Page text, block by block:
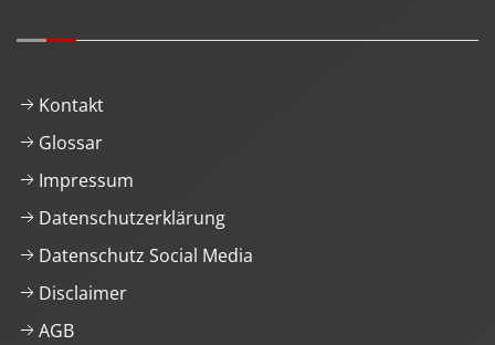
Kontakt
Glossar
Impressum
Datenschutzerklärung
Datenschutz Social Media
Disclaimer
AGB